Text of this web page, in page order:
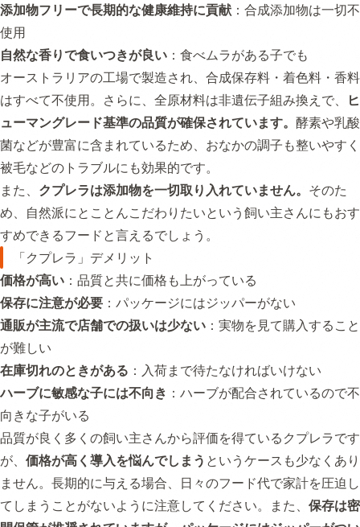
添加物フリーで長期的な健康維持に貢献 ：合成添加物は一切不
使用
自然な香りで食いつきが良い ：食べムラがある子でも
オーストラリアの工場で製造され、合成保存料・着色料・香料
はすべて不使用。さらに、全原材料は非遺伝子組み換えで、
ヒ
ューマングレード基準の品質が確保されています。 酵素や乳酸
菌などが豊富に含まれているため、おなかの調子も整いやすく
被毛などのトラブルにも効果的です。
また、 クプレラは添加物を一切取り入れていません。 そのた
め、自然派にとことんこだわりたいという飼い主さんにもおす
すめできるフードと言えるでしょう。
「クプレラ」デメリット
価格が高い ：品質と共に価格も上がっている
保存に注意が必要 ：パッケージにはジッパーがない
通販が主流で店舗での扱いは少ない ：実物を見て購入すること
が難しい
在庫切れのときがある ：入荷まで待たなければいけない
ハーブに敏感な子には不向き ：ハーブが配合されているので不
向きな子がいる
品質が良く多くの飼い主さんから評価を得ているクプレラです
が、 価格が高く導入を悩んでしまう というケースも少なくあり
ません。長期的に与える場合、日々のフード代で家計を圧迫し
てしまうことがないように注意してください。また、 保存は密